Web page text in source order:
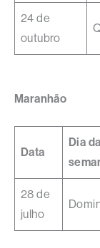
24 de
outubro
Maranhão
Data
Dia da
28 de
julho